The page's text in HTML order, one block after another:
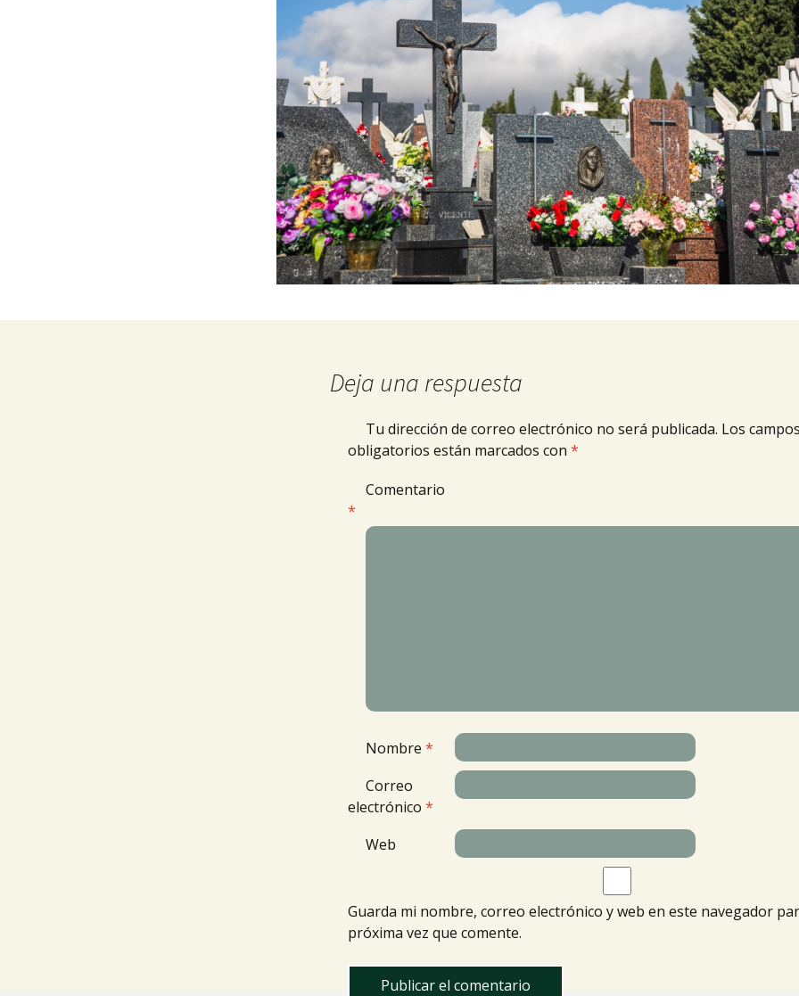
Deja una respuesta
Tu dirección de correo electrónico no será publicada. Los
obligatorios están marcados con *
Comentario
*
Nombre *
Correo
electrónico *
Web
Guarda mi nombre, correo electrónico y web en este navegador
próxima vez que comente.